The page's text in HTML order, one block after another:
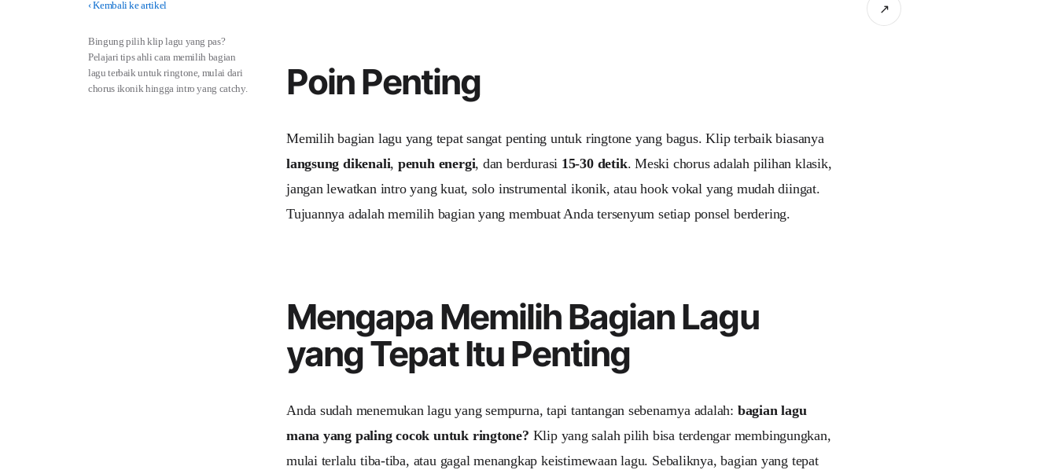
‹Kembali ke artikel
Bingung pilih klip lagu yang pas?
Pelajari tips ahli cara memilih bagian
lagu terbaik untuk ringtone, mulai dari
chorus ikonik hingga intro yang catchy.
Poin Penting
Memilih bagian lagu yang tepat sangat penting untuk ringtone yang bagus. Klip terbaik biasanya
langsung dikenali, penuh energi, dan berdurasi 15-30 detik. Meski chorus adalah pilihan klasik,
jangan lewatkan intro yang kuat, solo instrumental ikonik, atau hook vokal yang mudah diingat.
Tujuannya adalah memilih bagian yang membuat Anda tersenyum setiap ponsel berdering.
Mengapa Memilih Bagian Lagu
yang Tepat Itu Penting
Anda sudah menemukan lagu yang sempurna, tapi tantangan sebenarnya adalah: bagian lagu
mana yang paling cocok untuk ringtone? Klip yang salah pilih bisa terdengar membingungkan,
mulai terlalu tiba-tiba, atau gagal menangkap keistimewaan lagu. Sebaliknya, bagian yang tepat
↗